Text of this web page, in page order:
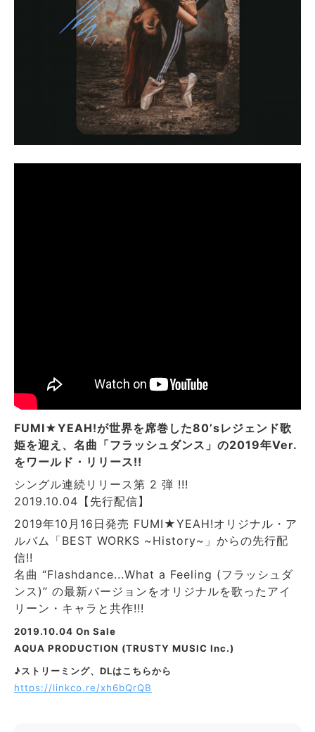
FUMI★YEAH!が世界を席巻した80’sレジェンド歌
姫を迎え、 名曲「フラッシュダンス」の2019年Ver.
をワールド・リリース!!
シングル連続リリース第 2 弾 !!!
2019.10.04【先行配信】
2019年10月16日発売 FUMI★YEAH!オリジナル・ア
ルバム「BEST WORKS ~History~」からの先行配
信!!
名曲 “Flashdance...What a Feeling (フラッシュダ
ンス)” の最新バージョンをオリジナルを歌ったアイ
リーン・キャラと共作!!!
2019.10.04 On Sale
AQUA PRODUCTION (TRUSTY MUSIC Inc.)
♪ストリーミング、DLはこちらから
https://linkco.re/xh6bQrQB